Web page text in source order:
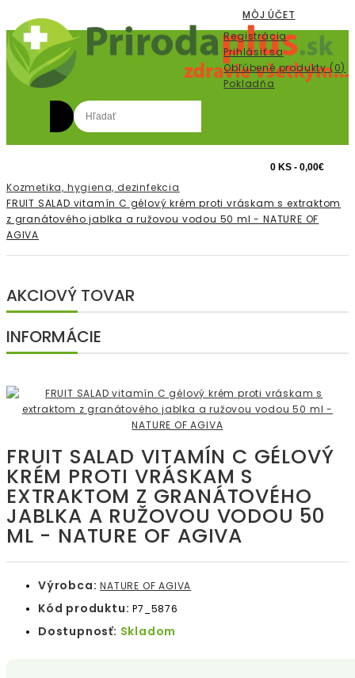
MÔJ ÚČET
Registrácia
Prihlásiť sa
Obľúbené produkty (0)
Pokladňa
0 KS - 0,00€
Kozmetika, hygiena, dezinfekcia
FRUIT SALAD vitamín C gélový krém proti vráskam s extraktom
z granátového jablka a ružovou vodou 50 ml - NATURE OF
AGIVA
AKCIOVÝ TOVAR
INFORMÁCIE
FRUIT SALAD VITAMÍN C GÉLOVÝ
KRÉM PROTI VRÁSKAM S
EXTRAKTOM Z GRANÁTOVÉHO
JABLKA A RUŽOVOU VODOU 50
ML - NATURE OF AGIVA
Výrobca: NATURE OF AGIVA
Kód produktu: P7_5876
Dostupnosť: Skladom